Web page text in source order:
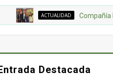
ACTUALIDAD Compañía
Destacada